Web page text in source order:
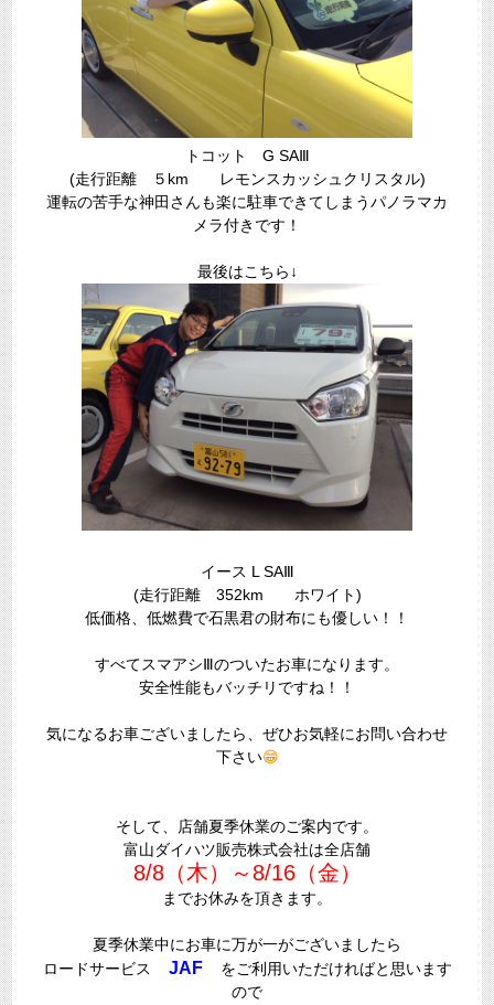
トコット G SAⅢ
(走行距離 ５km レモンスカッシュクリスタル)
運転の苦手な神田さんも楽に駐車できてしまうパノラマカ
メラ付きです！
最後はこちら↓
イース L SAⅢ
(走行距離 352km ホワイト)
低価格、低燃費で石黒君の財布にも優しい！！
すべてスマアシⅢのついたお車になります。
安全性能もバッチリですね！！
気になるお車ございましたら、ぜひお気軽にお問い合わせ
下さい😁
そして、店舗夏季休業のご案内です。
富山ダイハツ販売株式会社は全店舗
8/8（木）～8/16（金）
までお休みを頂きます。
夏季休業中にお車に万が一がございましたら
ロードサービス
JAF
をご利用いただければと思います
ので